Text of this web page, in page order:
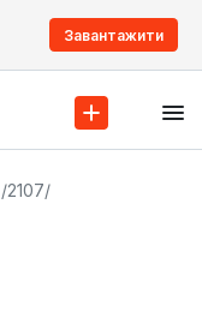
Завантажити
/2107/